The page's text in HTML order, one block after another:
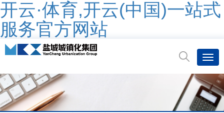
开云·体育,开云(中国)一站式
服务官方网站